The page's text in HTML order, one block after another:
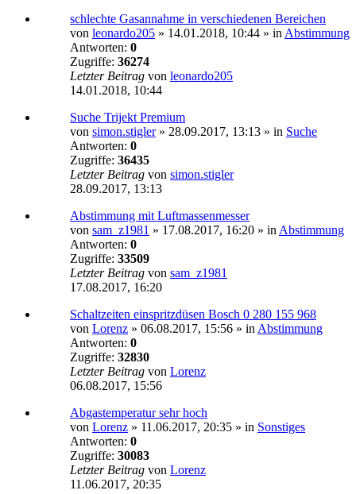
schlechte Gasannahme in verschiedenen Bereichen
von leonardo205 » 14.01.2018, 10:44 » in Abstimmung
Antworten: 0
Zugriffe: 36274
Letzter Beitrag von leonardo205
14.01.2018, 10:44
Suche Trijekt Premium
von simon.stigler» 28.09.2017, 13:13 » in Suche
Antworten: 0
Zugriffe: 36435
Letzter Beitrag von simon.stigler
28.09.2017, 13:13
Abstimmung mit Luftmassenmesser
von sam_z1981 » 17.08.2017, 16:20 » in Abstimmung
Antworten: 0
Zugriffe: 33509
Letzter Beitrag von sam_z1981
17.08.2017, 16:20
Schaltzeiten einspritzdüsen Bosch 0 280 155 968
von Lorenz » 06.08.2017, 15:56 » in Abstimmung
Antworten: 0
Zugriffe: 32830
Letzter Beitrag von Lorenz
06.08.2017, 15:56
Abgastemperatur sehr hoch
von Lorenz » 11.06.2017, 20:35 » in Sonstiges
Antworten: 0
Zugriffe: 30083
Letzter Beitrag von Lorenz
11.06.2017, 20:35